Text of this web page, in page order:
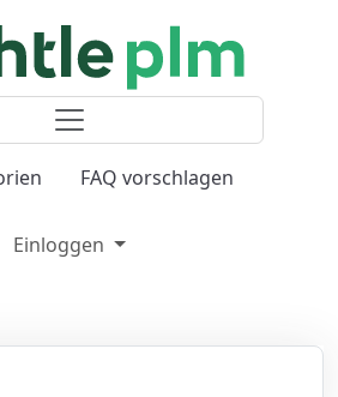
FAQ vorschlagen
Einloggen